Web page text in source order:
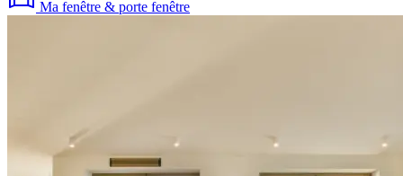
Ma fenêtre & porte fenêtre